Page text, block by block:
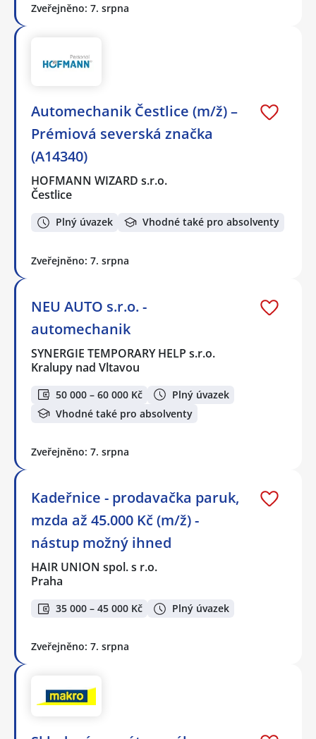
Zveřejněno: 7. srpna
Automechanik Čestlice (m/ž) –
Prémiová severská značka
(A14340)
HOFMANN WIZARD s.r.o.
Čestlice
Plný úvazek Vhodné také pro absolventy
Zveřejněno: 7. srpna
NEU AUTO s.r.o. -
automechanik
SYNERGIE TEMPORARY HELP s.r.o.
Kralupy nad Vltavou
50 000 – 60 000 Kč
Plný úvazek
Vhodné také pro absolventy
Zveřejněno: 7. srpna
Kadeřnice - prodavačka paruk,
mzda až 45.000 Kč (m/ž) -
nástup možný ihned
HAIR UNION spol. s r.o.
Praha
35 000 – 45 000 Kč Plný úvazek
Zveřejněno: 7. srpna